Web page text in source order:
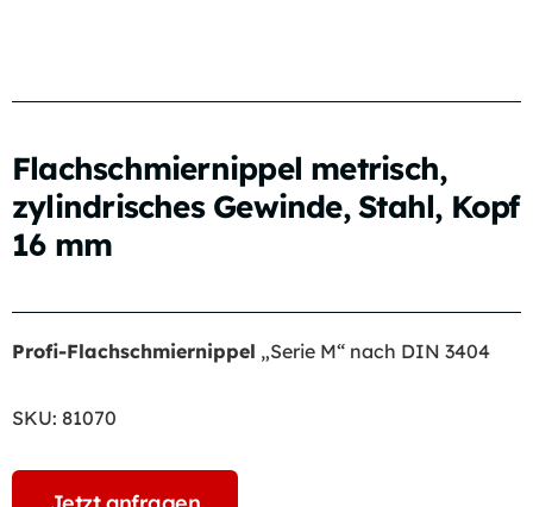
Flachschmiernippel metrisch,
zylindrisches Gewinde, Stahl, Kopf
16 mm
Profi-Flachschmiernippel „Serie M“ nach DIN 3404
SKU: 81070